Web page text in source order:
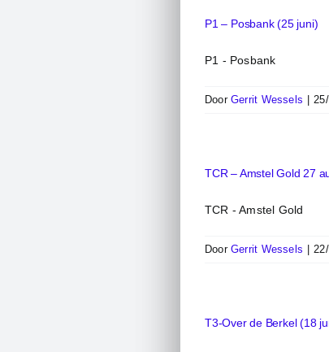
P1 – Posbank (25 juni)
P1 - Posbank
DoorGerrit Wessels
TCR – Amstel Gold 27
TCR - Amstel Gold
DoorGerrit Wessels
T3-Over de Berkel (18